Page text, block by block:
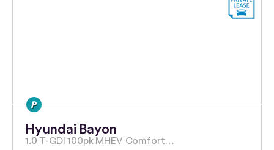
Hyundai Bayon
1.0 T-GDI 100pk MHEV Comfort…